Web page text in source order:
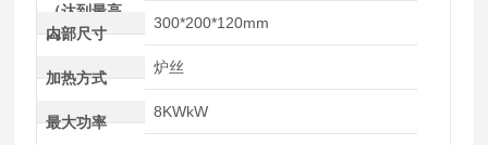
（达到最高
温）
内部尺寸
300*200*120mm
加热方式
炉丝
最大功率
8KWkW